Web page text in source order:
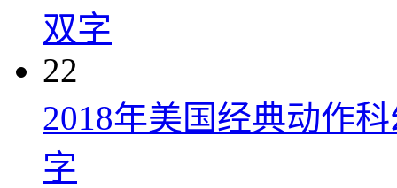
双字
22
2018年美国经典动作
字